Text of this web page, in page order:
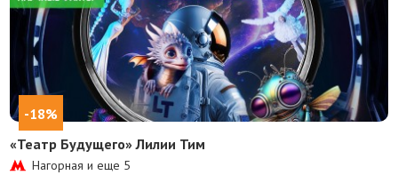
-18%
«Театр Будущего» Лилии Тим
Нагорная и еще 5